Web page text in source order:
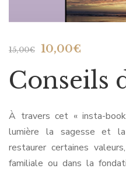
15,00€
Le
initial
15,00€.
10,00€
actuel
10,00€.
Conseils
À travers cet « insta-
lumière la sagesse et
restaurer certaines
familiale ou dans la